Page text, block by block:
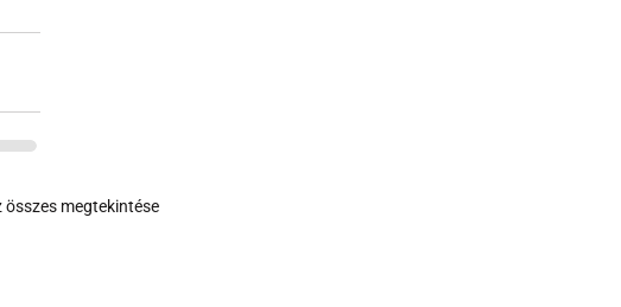
összes megtekintése